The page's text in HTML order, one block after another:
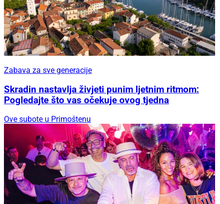
Zabava za sve generacije
Skradin nastavlja živjeti punim ljetnim ritmom:
Pogledajte što vas očekuje ovog tjedna
Ove subote u Primoštenu